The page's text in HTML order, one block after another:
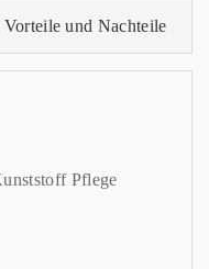
und Nachteile